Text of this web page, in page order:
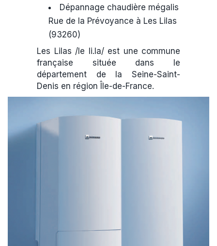
Dépannage chaudière mégalis
Rue de la Prévoyance à Les Lilas
(93260)
Les Lilas /le li.la/ est une commune
française située dans le
département de la Seine-Saint-
Denis en région Île-de-France.